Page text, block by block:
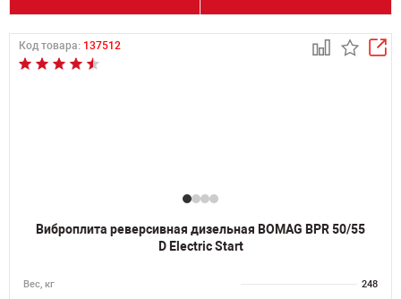
Код товара: 137512
Виброплита реверсивная дизельная BOMAG BPR 50/55
D Electric Start
Вес, кг
248